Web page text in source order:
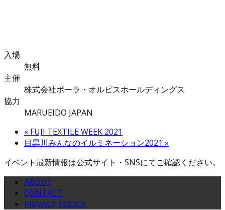
入場
無料
主催
株式会社ポーラ・オルビスホールディングス
協力
MARUEIDO JAPAN
« FUJI TEXTILE WEEK 2021
目黒川みんなのイルミネーション2021 »
イベント最新情報は公式サイト・SNSにてご確認ください。
ABOUT
CONTACT
PRIVACY POLICY